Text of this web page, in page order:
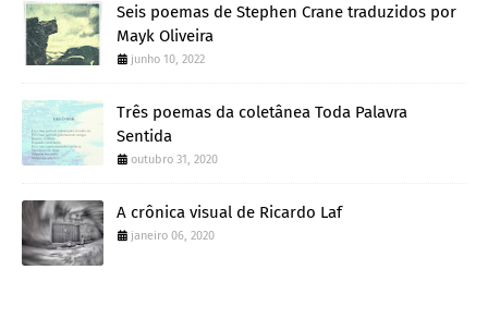
Seis poemas de Stephen Crane traduzidos por
Mayk Oliveira
junho 10, 2022
Três poemas da coletânea Toda Palavra
Sentida
outubro 31, 2020
A crônica visual de Ricardo Laf
janeiro 06, 2020